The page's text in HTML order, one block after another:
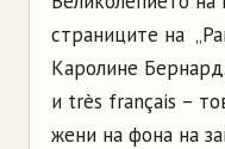
страниците на
Каролине
и très français –
жени на фона на